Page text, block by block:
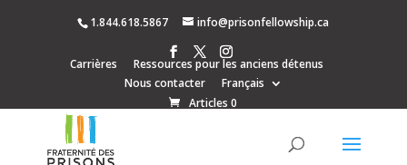
1.844.618.5867 info@prisonfellowship.ca
Carrières
Ressources pour les anciens détenus
Nous contacter
Français
Articles 0